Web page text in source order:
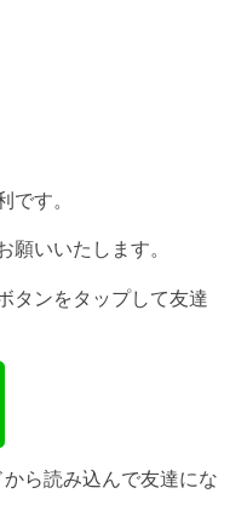
です。
願いいたします。
タンをタップして友達
ら読み込んで友達にな